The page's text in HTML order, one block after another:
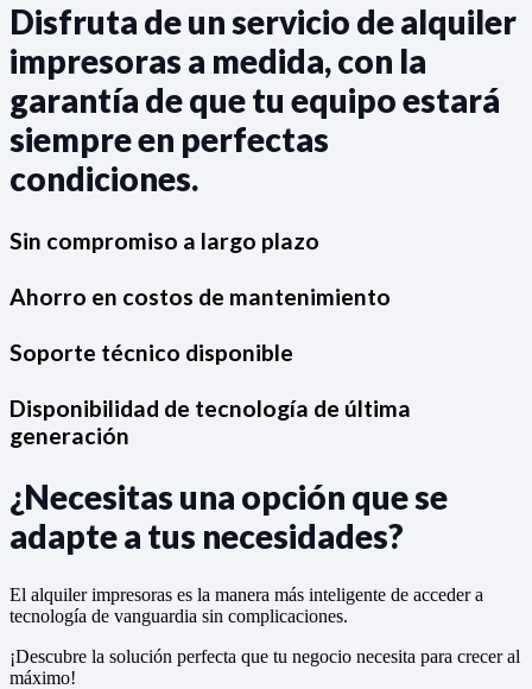
Disfruta de un servicio de alquiler
impresoras a medida, con la
garantía de que tu equipo estará
siempre en perfectas
condiciones.
Sin compromiso a largo plazo
Ahorro en costos de mantenimiento
Soporte técnico disponible
Disponibilidad de tecnología de última
generación
¿Necesitas una opción que se
adapte a tus necesidades?
El alquiler impresoras es la manera más inteligente de acceder a
tecnología de vanguardia sin complicaciones.
¡Descubre la solución perfecta que tu negocio necesita para crecer al
máximo!